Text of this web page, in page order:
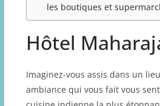
les boutiques et
Hôtel
Imaginez-vous assis dans un
ambiance qui vous fait vous